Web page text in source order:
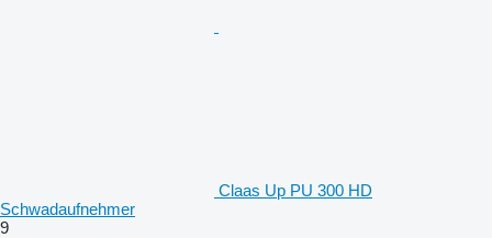
Claas Up PU 300 HD
Schwadaufnehmer
9